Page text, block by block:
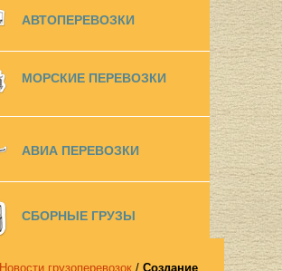
АВТОПЕРЕВОЗКИ
МОРСКИЕ ПЕРЕВОЗКИ
АВИА ПЕРЕВОЗКИ
СБОРНЫЕ ГРУЗЫ
Новости грузоперевозок / Создание